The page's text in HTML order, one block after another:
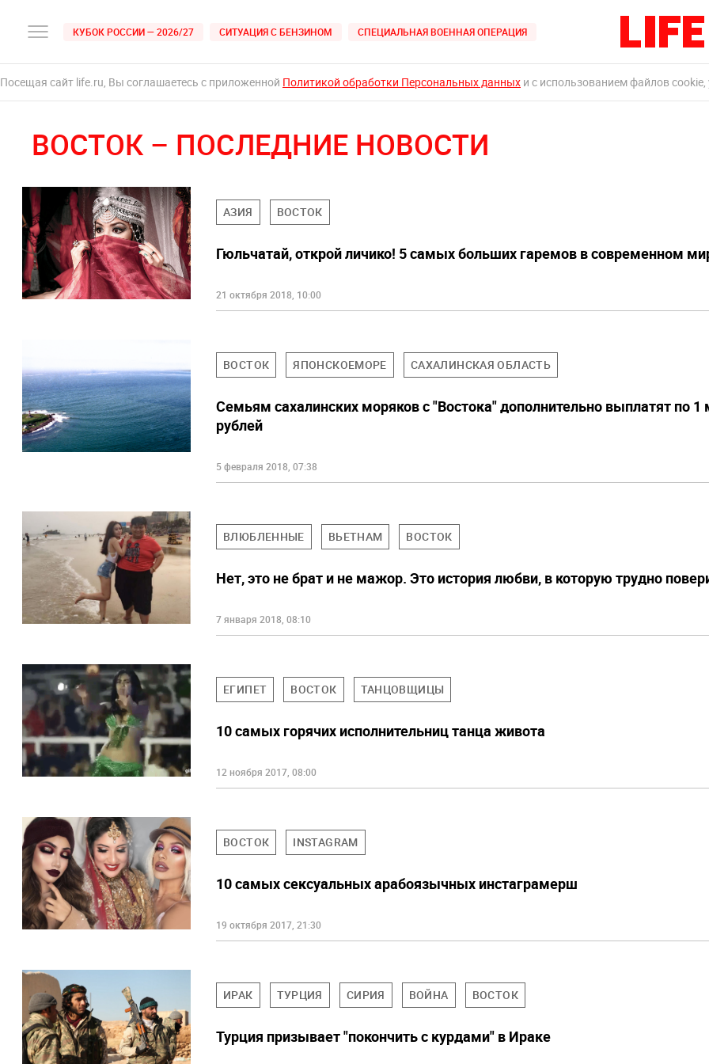
КУБОК РОССИИ — 2026/27 СИТУАЦИЯ С БЕНЗИНОМ СПЕЦИАЛЬНАЯ ВОЕННАЯ ОПЕРАЦИЯ
Посещая сайт life.ru, Вы соглашаетесь с приложенной Политикой обработки Персональных данных и с использованием файлов
ВОСТОК – ПОСЛЕДНИЕ НОВОСТИ
АЗИЯ ВОСТОК
Гюльчатай, открой личико! 5 самых больших гаремов в современном
21 октября 2018, 10:00
ВОСТОК ЯПОНСКОЕМОРЕ САХАЛИНСКАЯ ОБЛАСТЬ
Семьям сахалинских моряков с "Востока" дополнительно выплатят по 1
рублей
5 февраля 2018, 07:38
ВЛЮБЛЕННЫЕ ВЬЕТНАМ ВОСТОК
Нет, это не брат и не мажор. Это история любви, в которую трудно
7 января 2018, 08:10
ЕГИПЕТ ВОСТОК ТАНЦОВЩИЦЫ
10 самых горячих исполнительниц танца живота
12 ноября 2017, 08:00
ВОСТОК INSTAGRAM
10 самых сексуальных арабоязычных инстаграмерш
19 октября 2017, 21:30
ИРАК ТУРЦИЯ СИРИЯ ВОЙНА ВОСТОК
Турция призывает "покончить с курдами" в Ираке